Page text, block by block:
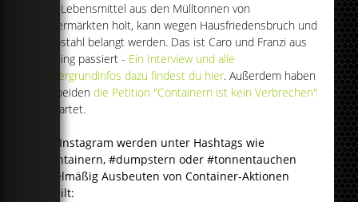
Wer Lebensmittel aus den Mülltonnen von
Supermärkten holt, kann wegen Hausfriedensbruch und
Diebstahl belangt werden. Das ist Caro und Franzi aus
Olching passiert - Ein Interview und alle
Hintergrundinfos dazu findest du hier. Außerdem haben
die beidendie Petition "Containern ist kein Verbrechen"
gestartet.
Auf Instagram werden unter Hashtags wie
#containern, #dumpstern oder #tonnentauchen
regelmäßig Ausbeuten von Container-Aktionen
geteilt: